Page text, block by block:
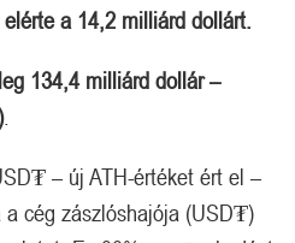
a 14,2 milliárd dollárt.
134,4 milliárd dollár –
.
– új ATH-értéket ért el –
cég zászlóshajója (USD₮)